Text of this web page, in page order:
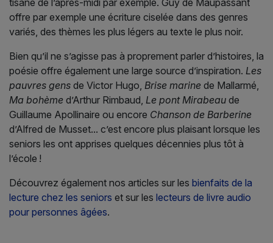
offre par exemple une écriture ciselée dans des genres
variés, des thèmes les plus légers au texte le plus noir.
Bien qu’il ne s’agisse pas à proprement parler d’histoires, la
poésie offre également une large source d’inspiration. Les
pauvres gens de Victor Hugo, Brise marine de Mallarmé,
Ma bohème d’Arthur Rimbaud, Le pont Mirabeau de
Guillaume Apollinaire ou encore Chanson de Barberine
d’Alfred de Musset... c’est encore plus plaisant lorsque les
seniors les ont apprises quelques décennies plus tôt à
l’école !
Découvrez également nos articles sur les bienfaits de la
lecture chez les seniors et sur les lecteurs de livre audio
pour personnes âgées.